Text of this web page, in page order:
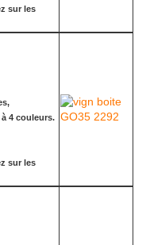
sur les
4 couleurs.
sur les